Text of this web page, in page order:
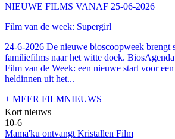
NIEUWE FILMS VANAF 25-06-2026
Film van de week: Supergirl
24-6-2026 De nieuwe bioscoopweek brengt
familiefilms naar het witte doek.
Film van de Week: een nieuwe start voor
heldinnen uit het...
+ MEER FILMNIEUWS
Kort nieuws
10-6
Mama'ku ontvangt Kristallen Film